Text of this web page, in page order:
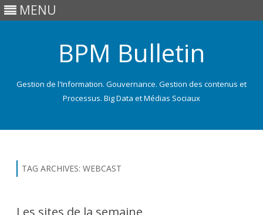
MENU
BPM Bulletin
Gestion de l'Information. Gouvernance. Gestion des contenus et
Processus. Big Data et Médias Sociaux
TAG ARCHIVES: WEBCAST
Les sites de la semaine